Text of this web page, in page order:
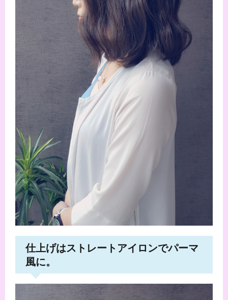
仕上げはストレートアイロンでパーマ
風に。